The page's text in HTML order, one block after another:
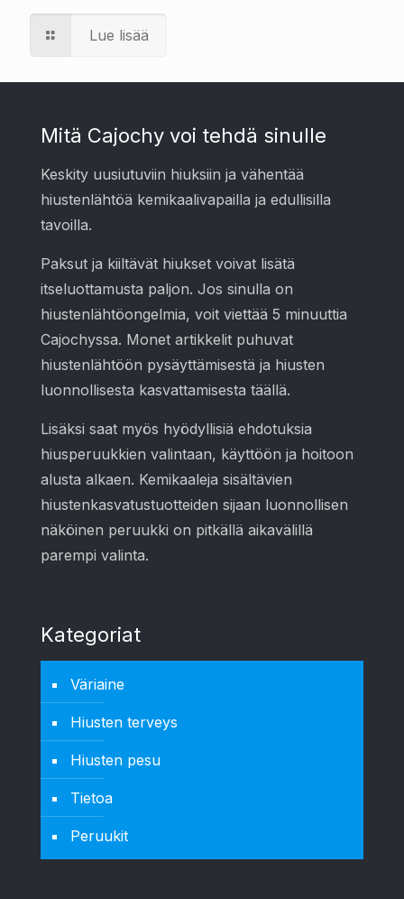
Lue lisää
Mitä Cajochy voi tehdä sinulle
Keskity uusiutuviin hiuksiin ja vähentää
hiustenlähtöä kemikaalivapailla ja edullisilla
tavoilla.
Paksut ja kiiltävät hiukset voivat lisätä
itseluottamusta paljon. Jos sinulla on
hiustenlähtöongelmia, voit viettää 5 minuuttia
Cajochyssa. Monet artikkelit puhuvat
hiustenlähtöön pysäyttämisestä ja hiusten
luonnollisesta kasvattamisesta täällä.
Lisäksi saat myös hyödyllisiä ehdotuksia
hiusperuukkien valintaan, käyttöön ja hoitoon
alusta alkaen. Kemikaaleja sisältävien
hiustenkasvatustuotteiden sijaan luonnollisen
näköinen peruukki on pitkällä aikavälillä
parempi valinta.
Kategoriat
Väriaine
Hiusten terveys
Hiusten pesu
Tietoa
Peruukit